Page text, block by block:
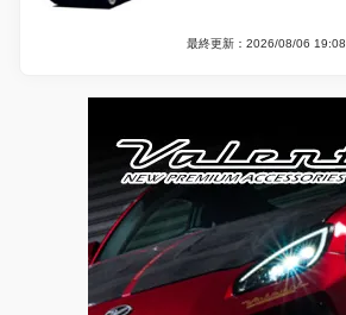
最終更新：2026/08/06 19:08